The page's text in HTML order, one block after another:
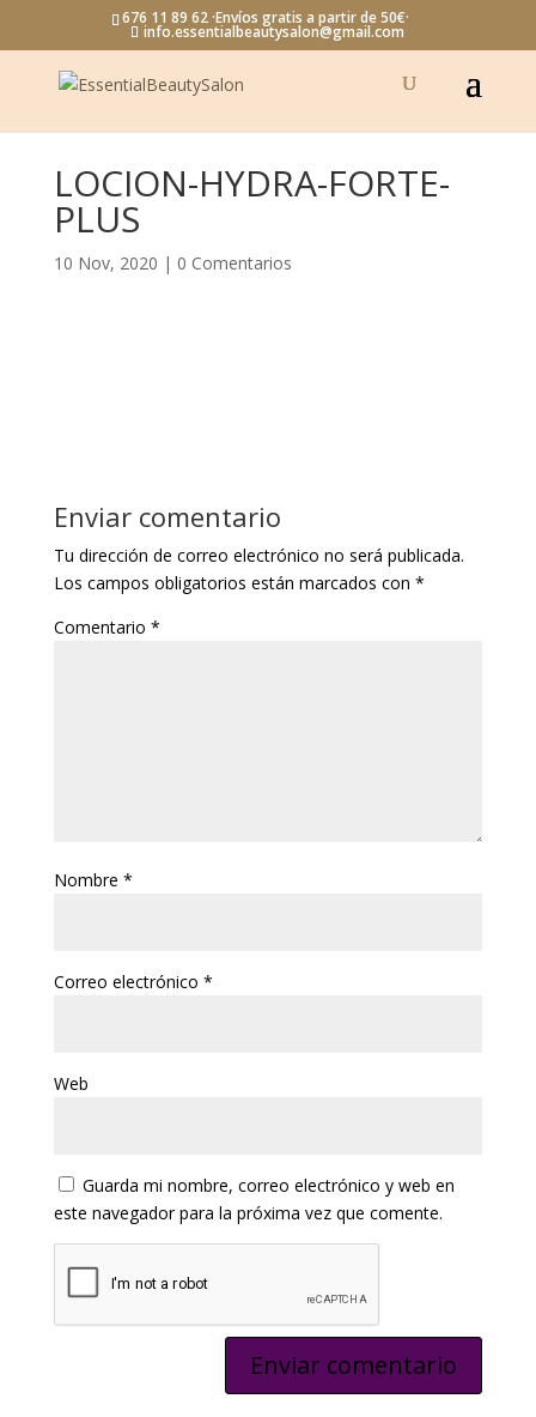
676 11 89 62 ·Envíos gratis a partir de 50€·
info.essentialbeautysalon@gmail.com
LOCION-HYDRA-FORTE-
PLUS
10 Nov, 2020 | 0 Comentarios
Enviar comentario
Tu dirección de correo electrónico no será publicada.
Los campos obligatorios están marcados con *
Comentario *
Nombre *
Correo electrónico *
Web
Guarda mi nombre, correo electrónico y web en
este navegador para la próxima vez que comente.